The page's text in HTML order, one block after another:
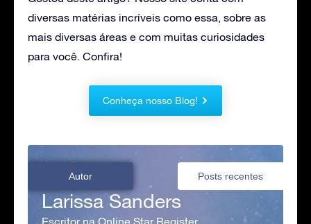
diversas matérias incríveis como essa, sobre as
mais diversas áreas e com muitas curiosidades
para você. Confira!
Conheça nosso Blog!
Autor Posts recentes
Larissa Sanders
Escritor na Online Star Register